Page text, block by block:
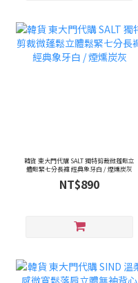
韓貨 東大門代購 SALT 獨特剪裁微蓬鬆立
體鬆緊七分長褲 經典象牙白 / 煙燻炭灰
NT$890